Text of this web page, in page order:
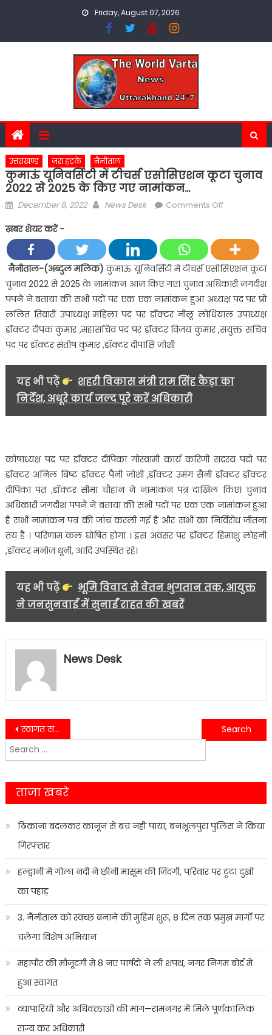
Friday, August 07, 2026
उत्तराखण्ड ज़रा हटके नैनीताल
कुमाऊं यूनिवर्सिटी में टीचर्स एसोसिएशन कूटा चुनाव
2022 से 2025 के किए गए नामांकन…
Posted
December 8, 2022 Author
News Desk Comments Offon
टीचर्स
एसोसिएशन
कूटा
चुनाव
2022
से
गए
ख़बर शेयर करें -
नैनीताल-(अब्दुल मलिक) कुमाऊं यूनिवर्सिटी में टीचर्स एसोसिएशन कूटा
चुनाव 2022 से 2025 के नामांकन आज किए गए। चुनाव अधिकारी जगदीश
पपनै ने बताया की सभी पदों पर एक एक नामांकन हुआ अध्यक्ष पद पर प्रो
ललित तिवारी उपाध्यक्ष महिला पद पर डॉक्टर नीलू लोधियाल उपाध्यक्ष
डॉक्टर दीपक कुमार ,महासचिव पद पर डॉक्टर विजय कुमार ,संयुक्त सचिव
पद पर डॉक्टर संतोष कुमार ,डॉक्टर दीपाक्षि जोशी
यह भी पढ़ें
शहरी विकास मंत्री राम सिंह कैड़ा का
निर्देश, अधूरे कार्य जल्द पूरे करें अधिकारी
कोषाध्यक्ष पद पर डॉक्टर दीपिका गोस्वामी कार्य करिणी सदस्य पदो पर
डॉक्टर अनिल बिष्ट डॉक्टर पैनी जोशी ,डॉक्टर उमंग सैनी डॉक्टर डॉक्टर
दीपिका पंत ,डॉक्टर सीमा चौहान ने नामांकन पत्र दाखिल किए। चुनाव
अधिकारी जगदीश पपनै ने बताया की सभी पदों पर एक एक नामांकन हुआ
है सभी नामांकन पत्र की जांच करली गई है और सभी का निर्विरोध जीतना
तय है । परिणाम कल घोषित होगा । इस अवसर पर डॉक्टर हिमांशु लोहनी
,डॉक्टर मनोज धूनी, आदि उपस्थित रहे।
यह भी पढ़ें
भूमि विवाद से वेतन भुगतान तक, आयुक्त
ने जनसुनवाई में सुनाईं राहत की खबरें
News Desk
Post
navigation
स्वागत समारोह कार्यक्रम में महामंत्री तारा चंद्र घिड़ियाल का फुट पड़ा दर्द….
CBI ने मारी रेड, मचा हड़कंप… रिश्वत लेते कमर्शियल सुपरवाइज़र गिरफ्त में….
Search
for:
ताजा खबरे
ठिकाना बदलकर कानून से बच नहीं पाया, बनभूलपुरा पुलिस ने किया
गिरफ्तार
हल्द्वानी में गोला नदी ने छीनी मासूम की जिंदगी, परिवार पर टूटा दुखों
का पहाड़
3. नैनीताल को स्वच्छ बनाने की मुहिम शुरू, 8 दिन तक प्रमुख मार्गों पर
चलेगा विशेष अभियान
महापौर की मौजूदगी में 8 नए पार्षदों ने ली शपथ, नगर निगम बोर्ड में
हुआ स्वागत
व्यापारियों और अधिवक्ताओं की मांग—रामनगर में मिले पूर्णकालिक
राज्य कर अधिकारी